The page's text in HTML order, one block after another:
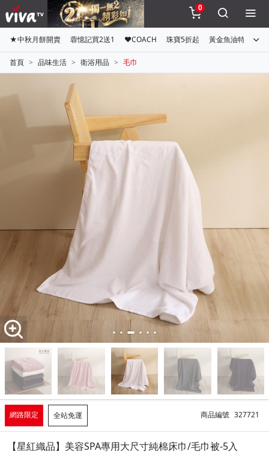
0
★中秋月餅開賣 蓉憶記買2送1 ♥COACH 珠寶5折起 黃金魚油特惠組
首頁 品味生活 衛浴用品 毛巾
網路限定 全站免運 商品編號 327721
【星紅織品】美容SPA專用大尺寸純棉床巾/毛巾被-5入